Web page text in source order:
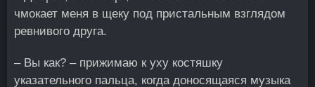
чмокает меня в щеку под пристальным взглядом
ревнивого друга.
– Вы как? – прижимаю к уху костяшку
указательного пальца, когда доносящаяся музыка